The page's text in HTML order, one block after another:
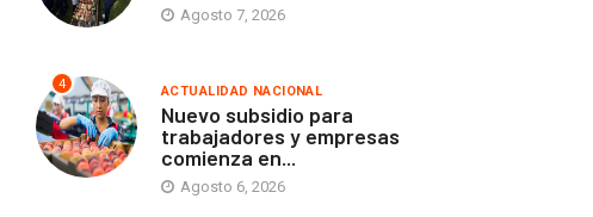
Agosto 7, 2026
4 ACTUALIDAD NACIONAL
Nuevo subsidio para
trabajadores y empresas
comienza en...
Agosto 6, 2026